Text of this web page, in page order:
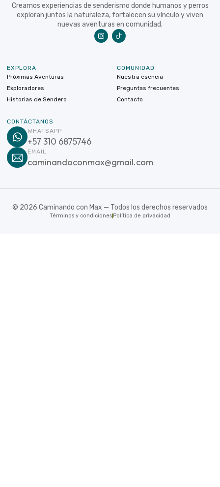
Creamos experiencias de senderismo donde humanos y perros
exploran juntos la naturaleza, fortalecen su vínculo y viven
nuevas aventuras en comunidad.
EXPLORA
Próximas Aventuras
Exploradores
Historias de Sendero
COMUNIDAD
Nuestra esencia
Preguntas frecuentes
Contacto
CONTÁCTANOS
WHATSAPP
+57 310 6875746
EMAIL
caminandoconmax@gmail.com
© 2026 Caminando con Max — Todos los derechos reservados
Términos y condiciones Política de privacidad